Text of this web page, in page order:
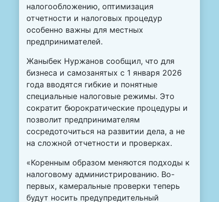
налогообложению, оптимизация
отчетности и налоговых процедур
особенно важны для местных
предпринимателей.
Жаныбек Нуржанов сообщил, что для
бизнеса и самозанятых с 1 января 2026
года вводятся гибкие и понятные
специальные налоговые режимы. Это
сократит бюрократические процедуры и
позволит предпринимателям
сосредоточиться на развитии дела, а не
на сложной отчетности и проверках.
«Коренным образом меняются подходы к
налоговому администрированию. Во-
первых, камеральные проверки теперь
будут носить предупредительный